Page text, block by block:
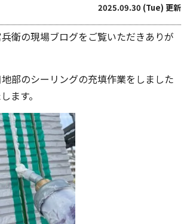
2025.09.30 (Tue) 更新
衛の現場ブログをご覧いただきありが
部のシーリングの充填作業をしました
ます。